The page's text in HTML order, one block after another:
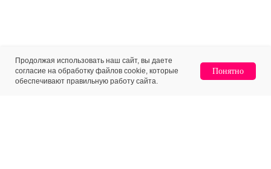
Продолжая использовать наш сайт, вы даете
согласие на обработку файлов cookie, которые
обеспечивают правильную работу сайта.
Понятно